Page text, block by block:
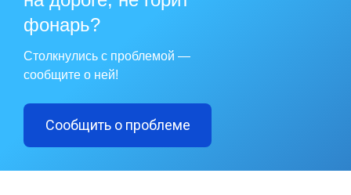
фонарь?
Столкнулись с проблемой —
сообщите о ней!
Сообщить о проблеме